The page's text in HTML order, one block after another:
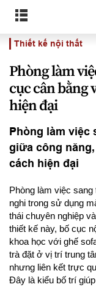
Thiết kế nội thất
Phòng làm
cục cân bằng
hiện đại
Phòng làm việc
giữa công
cách hiện đại
Phòng làm việc
nghi trong sử dụng
thái chuyên nghiệp
thiết kế này, bố cục
khoa học với ghế
trà đặt ở vị trí trung
nhưng liên kết trực
Đây là kiểu bố trí